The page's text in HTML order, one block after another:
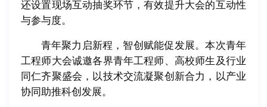
还设置现场互动抽奖环节，有效提升大会的互动性
与参与度。
青年聚力启新程，智创赋能促发展。本次青年
工程师大会诚邀各界青年工程师、高校师生及行业
同仁齐聚盛会，以技术交流凝聚创新合力，以产业
协同助推科创发展。